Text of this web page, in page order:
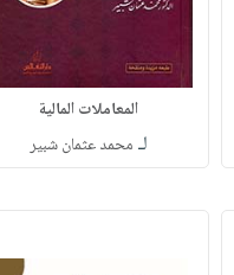
المعاملات المالية
لـ محمد عثمان شبير